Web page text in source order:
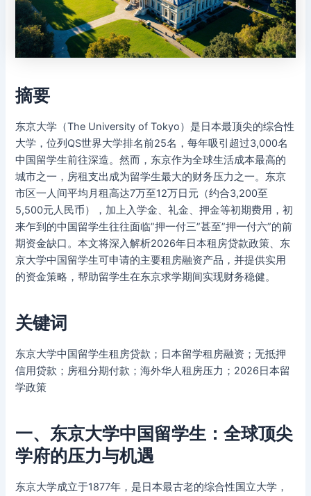
摘要
东京大学（The University of Tokyo）是日本最顶尖的综合性
大学，位列QS世界大学排名前25名，每年吸引超过3,000名
中国留学生前往深造。然而，东京作为全球生活成本最高的
城市之一，房租支出成为留学生最大的财务压力之一。东京
市区一人间平均月租高达7万至12万日元（约合3,200至
5,500元人民币），加上入学金、礼金、押金等初期费用，初
来乍到的中国留学生往往面临”押一付三”甚至”押一付六”的前
期资金缺口。本文将深入解析2026年日本租房贷款政策、东
京大学中国留学生可申请的主要租房融资产品，并提供实用
的资金策略，帮助留学生在东京求学期间实现财务稳健。
关键词
东京大学中国留学生租房贷款；日本留学租房融资；无抵押
信用贷款；房租分期付款；海外华人租房压力；2026日本留
学政策
一、东京大学中国留学生：全球顶尖
学府的压力与机遇
东京大学成立于1877年，是日本最古老的综合性国立大学，